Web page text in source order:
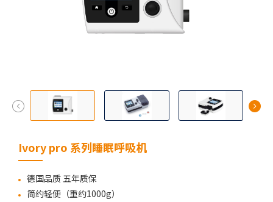
Ivory pro 系列睡眠呼吸机
德国品质 五年质保
简约轻便（重约1000g）